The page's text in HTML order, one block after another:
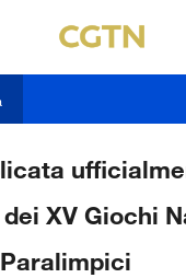
XV Giochi